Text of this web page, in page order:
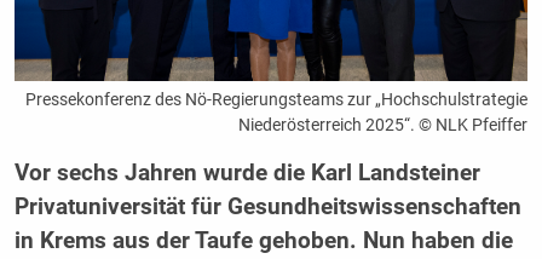
Pressekonferenz des Nö-Regierungsteams zur „Hochschulstrategie
Niederösterreich 2025“. © NLK Pfeiffer
Vor sechs Jahren wurde die Karl Landsteiner
Privatuniversität für Gesundheitswissenschaften
in Krems aus der Taufe gehoben. Nun haben die